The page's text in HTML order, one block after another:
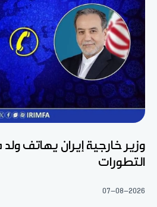
وزير خارجية إيران يهاتف
التطورات
07-08-2026